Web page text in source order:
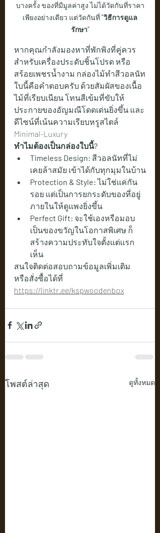
บางครั้ง ของที่มีมูลค่าสูง ไม่ได้วัดกันที่ราคา
เพียงอย่างเดียว แต่วัดกันที่ "วิธีการดูแล
รักษา"
หากคุณกำลังมองหาที่พักพิงที่คู่ควร
สำหรับเครื่องประดับชิ้นโปรด หรือ
สร้อยเพชรน้ำงาม กล่องไม้ทำสีวอลนัท
ใบนี้คือคำตอบครับ ด้วยสัมผัสของเนื้อ
ไม้ที่เรียบเนียน โทนสีเข้มที่ขับให้
ประกายของอัญมณีโดดเด่นยิ่งขึ้น และ
ดีไซน์ที่เน้นความเรียบหรูสไตล์
Minimal-Luxury
ทำไมต้องเป็นกล่องใบนี้?
Timeless Design: สีวอลนัทที่ไม่
เคยล้าสมัย เข้าได้กับทุกมุมในบ้าน
Protection & Style: ไม่ใช่แค่กัน
รอย แต่เป็นการยกระดับของที่อยู่
ภายในให้ดูแพงยิ่งขึ้น
Perfect Gift: จะใช้เองหรือมอบ
เป็นของขวัญในโอกาสพิเศษ ก็
สร้างความประทับใจตั้งแต่แรก
เห็น
สนใจติดต่อสอบถามข้อมูลเพิ่มเติม
หรือสั่งซื้อได้ที่
https://linktr.ee/kspwoodenbox
โพสต์ล่าสุด ดูทั้งหมด